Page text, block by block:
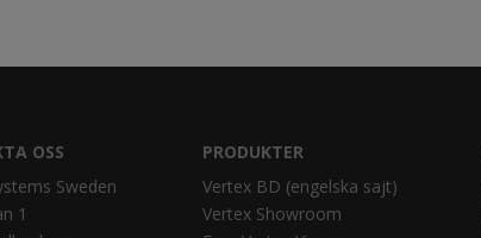
OSS
Sweden
1
PRODUKTER
Vertex BD (engelska sajt)
Vertex Showroom